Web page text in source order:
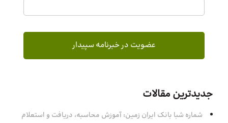
جدیدترین مقالات
شماره شبا بانک ایران زمین: آموزش محاسبه، دریافت و استعلام